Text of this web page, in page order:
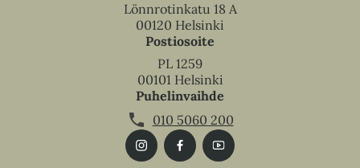
Lönnrotinkatu 18 A
00120 Helsinki
Postiosoite
PL 1259
00101 Helsinki
Puhelinvaihde
010 5060 200